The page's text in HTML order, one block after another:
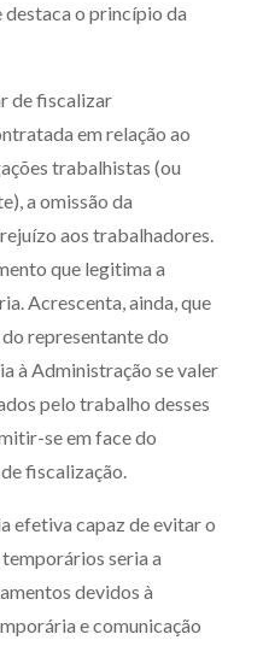
destaca o princípio da
de fiscalizar
em relação ao
trabalhistas (ou
a omissão da
aos trabalhadores.
que legitima a
Acrescenta, ainda, que
representante do
à Administração se valer
pelo trabalho desses
se em face do
fiscalização.
efetiva capaz de evitar o
seria a
devidos à
e comunicação